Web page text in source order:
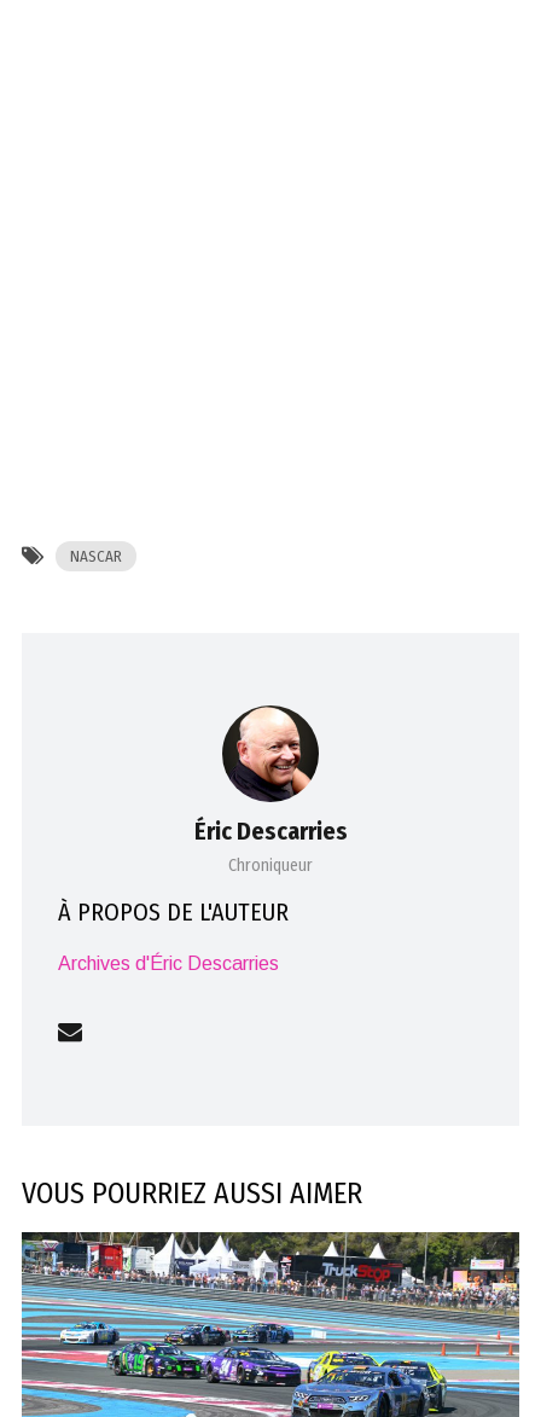
NASCAR
Éric Descarries
Chroniqueur
À PROPOS DE L'AUTEUR
Archives d'Éric Descarries
VOUS POURRIEZ AUSSI AIMER